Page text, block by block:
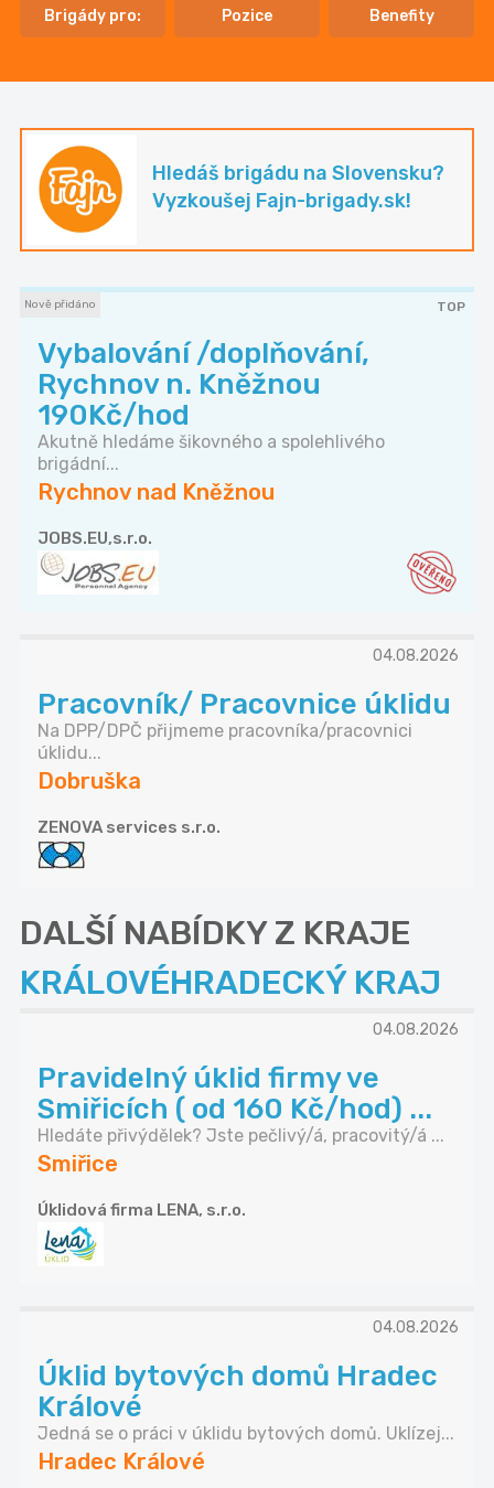
Brigády pro: Pozice Benefity
Hledáš brigádu na Slovensku?
Vyzkoušej Fajn-brigady.sk!
Nově přidáno TOP
Vybalování /doplňování,
Rychnov n. Kněžnou
190Kč/hod
Akutně hledáme šikovného a spolehlivého
brigádní...
Rychnov nad Kněžnou
JOBS.EU,s.r.o.
04.08.2026
Pracovník/ Pracovnice úklidu
Na DPP/DPČ přijmeme pracovníka/pracovnici
úklidu...
Dobruška
ZENOVA services s.r.o.
DALŠÍ NABÍDKY Z KRAJE
KRÁLOVÉHRADECKÝ KRAJ
04.08.2026
Pravidelný úklid firmy ve
Smiřicích ( od 160 Kč/hod) ...
Hledáte přivýdělek? Jste pečlivý/á, pracovitý/á ...
Smiřice
Úklidová firma LENA, s.r.o.
04.08.2026
Úklid bytových domů Hradec
Králové
Jedná se o práci v úklidu bytových domů. Uklízej...
Hradec Králové